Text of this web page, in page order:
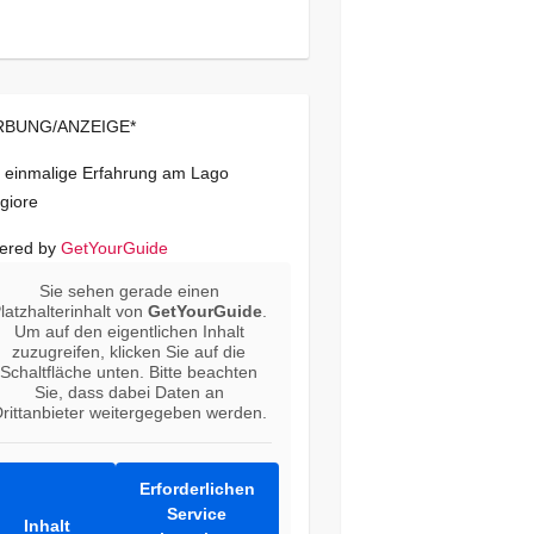
ANZEIGE*
einmalige Erfahrung am Lago
by GetYourGuide
Sie sehen gerade einen
vonGetYourGuide
Um auf den eigentlichen Inhalt
zuzugreifen, klicken Sie auf die
Schaltfläche unten. Bitte beachten
Sie, dass dabei Daten an
weitergegeben werden.
Inhalt
Erforderlichen
Service